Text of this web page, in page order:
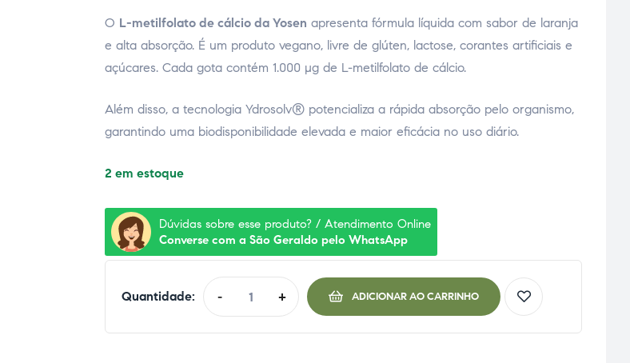
O L-metilfolato de cálcio da Yosen apresenta fórmula líquida com sabor de laranja
e alta absorção. É um produto vegano, livre de glúten, lactose, corantes artificiais e
açúcares. Cada gota contém 1.000 µg de L-metilfolato de cálcio.
Além disso, a tecnologia Ydrosolv® potencializa a rápida absorção pelo organismo,
garantindo uma biodisponibilidade elevada e maior eficácia no uso diário.
2 em estoque
Dúvidas sobre esse produto? / Atendimento Online
Converse com a São Geraldo pelo WhatsApp
Quantidade: - + ADICIONAR AO CARRINHO